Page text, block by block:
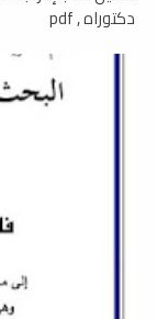
دكتوراه , pdf